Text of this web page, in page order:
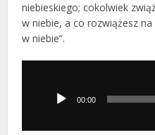
niebieskiego; cokolwiek
w niebie, a co rozwiążesz
w niebie”.
dźwiękowych00:00